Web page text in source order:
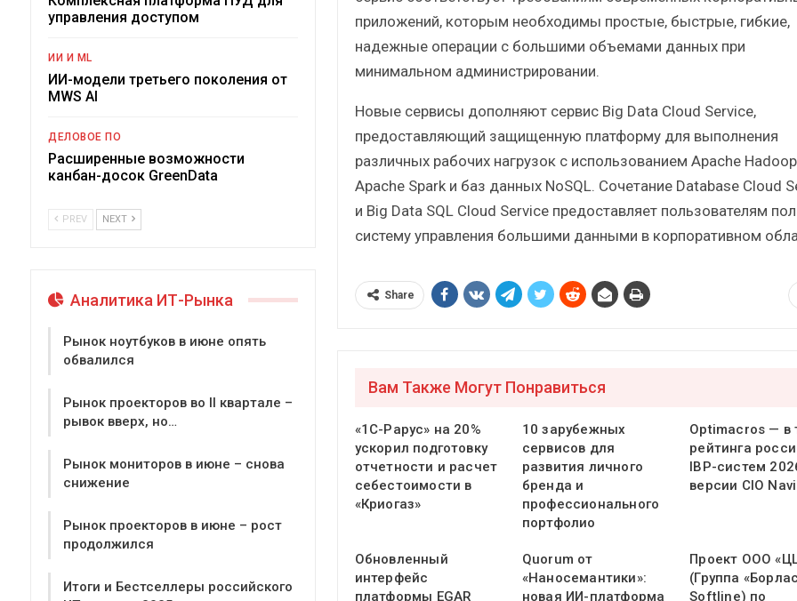
приложений, которым необходимы простые, быстрые, гибкие,
надежные операции с большими объемами данных при
минимальном администрировании.
Новые сервисы дополняют сервис Big Data Cloud Service,
предоставляющий защищенную платформу для выполнения
различных рабочих нагрузок с использованием Apache
Apache Spark и баз данных NoSQL. Сочетание Database Cloud
и Big Data SQL Cloud Service предоставляет пользователям
систему управления большими данными в корпоративном
Share
Вам Также Могут Понравиться
«1С-Рарус» на 20%
ускорил подготовку
отчетности и расчет
себестоимости в
«Криогаз»
10 зарубежных
сервисов для
развития личного
бренда и
профессионального
портфолио
Optimacros — в
рейтинга
IBP-систем
версии CIO
Обновленный
интерфейс
платформы EGAR
Quorum от
«Наносемантики»:
новая ИИ-платформа
Проект ООО
(Группа
Softline) по
управления доступом
ИИ И ML
ИИ-модели третьего поколения от
MWS AI
ДЕЛОВОЕ ПО
Расширенные возможности
канбан-досок GreenData
PREV NEXT
Аналитика ИТ-Рынка
Рынок ноутбуков в июне опять
обвалился
Рынок проекторов во II квартале –
рывок вверх, но…
Рынок мониторов в июне – снова
снижение
Рынок проекторов в июне – рост
продолжился
Итоги и Бестселлеры российского